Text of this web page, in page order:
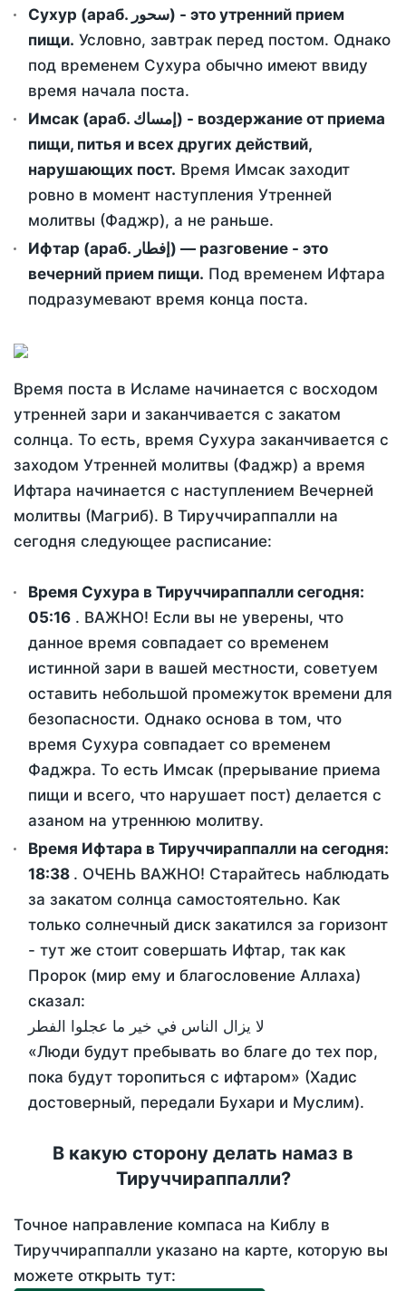
Сухур (араб. سحور) - это утренний прием
пищи. Условно, завтрак перед постом. Однако
под временем Сухура обычно имеют ввиду
время начала поста.
Имсак (араб. إمساك) - воздержание от приема
пищи, питья и всех других действий,
нарушающих пост. Время Имсак заходит
ровно в момент наступления Утренней
молитвы (Фаджр), а не раньше.
Ифтар (араб. إفطار) — разговение - это
вечерний прием пищи. Под временем Ифтара
подразумевают время конца поста.
Время поста в Исламе начинается с восходом
утренней зари и заканчивается с закатом
солнца. То есть, время Сухура заканчивается с
заходом Утренней молитвы (Фаджр) а время
Ифтара начинается с наступлением Вечерней
молитвы (Магриб). В Тируччираппалли на
сегодня следующее расписание:
Время Сухура в Тируччираппалли сегодня:
05:16 . ВАЖНО! Если вы не уверены, что
данное время совпадает со временем
истинной зари в вашей местности, советуем
оставить небольшой промежуток времени для
безопасности. Однако основа в том, что
время Сухура совпадает со временем
Фаджра. То есть Имсак (прерывание приема
пищи и всего, что нарушает пост) делается с
азаном на утреннюю молитву.
Время Ифтара в Тируччираппалли на сегодня:
18:38 . ОЧЕНЬ ВАЖНО! Старайтесь наблюдать
за закатом солнца самостоятельно. Как
только солнечный диск закатился за горизонт
- тут же стоит совершать Ифтар, так как
Пророк (мир ему и благословение Аллаха)
сказал:
لا يزال الناس في خير ما عجلوا الفطر
«Люди будут пребывать во благе до тех пор,
пока будут торопиться с ифтаром» (Хадис
достоверный, передали Бухари и Муслим).
В какую сторону делать намаз в
Тируччираппалли?
Точное направление компаса на Киблу в
Тируччираппалли указано на карте, которую вы
можете открыть тут: